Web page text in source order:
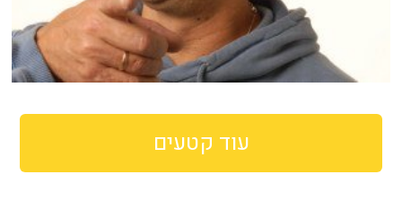
עוד קטעים